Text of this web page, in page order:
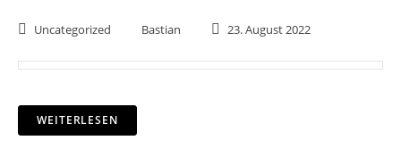
Uncategorized Bastian 23. August 2022
WEITERLESEN